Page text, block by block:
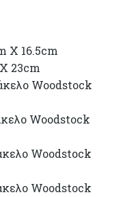
X 16.5cm
23cm
Woodstock
Woodstock
Woodstock
Woodstock